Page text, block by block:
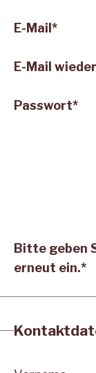
E-Mail*
E-Mail
Passwort*
Bitte geben
erneut ein.*